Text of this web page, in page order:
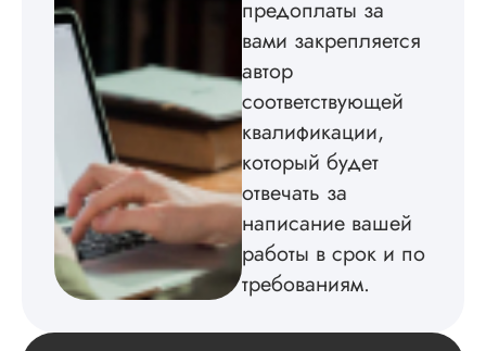
Вид работы:
Диссертация
Магистерскую
диссертацию по
философии
Грамотно
предоплаты за
вами закрепляется
автор
соответствующей
квалификации,
который будет
отвечать за
написание вашей
работы в срок и по
требованиям.